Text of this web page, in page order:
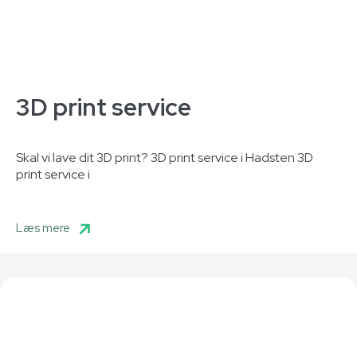
3D print service
Skal vi lave dit 3D print? 3D print service i Hadsten 3D
print service i
Læs mere